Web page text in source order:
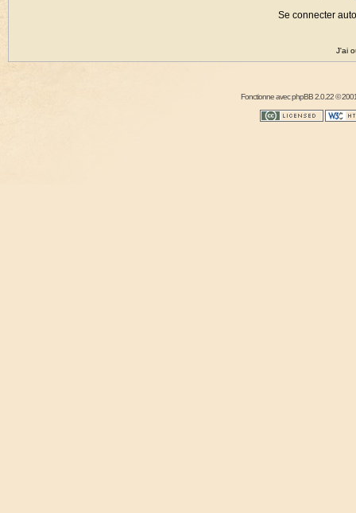
Se connecter
J'ai
Fonctionne avecphpBB2.0.22 ©